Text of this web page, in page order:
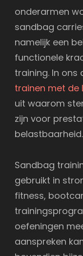
onderarmen
sandbag
namelijk een
functionele
training. In ons
trainen met de
uit waarom
zijn voor
belastbaarheid.
Sandbag
gebruikt in
fitness,
oefeningen
aanspreken